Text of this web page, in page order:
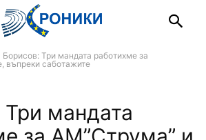
Борисов: Три мандата работихме за
въпреки саботажите
мандата